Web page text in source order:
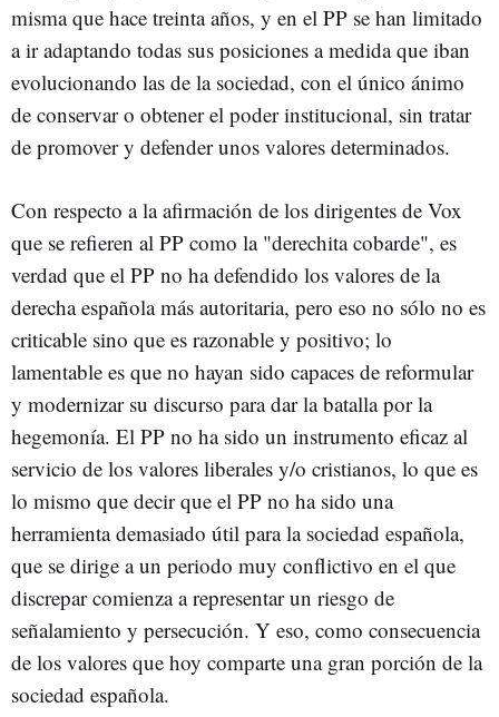
misma que hace treinta años, y en el PP se han limitado
a ir adaptando todas sus posiciones a medida que iban
evolucionando las de la sociedad, con el único ánimo
de conservar o obtener el poder institucional, sin tratar
de promover y defender unos valores determinados.
Con respecto a la afirmación de los dirigentes de Vox
que se refieren al PP como la "derechita cobarde", es
verdad que el PP no ha defendido los valores de la
derecha española más autoritaria, pero eso no sólo no es
criticable sino que es razonable y positivo; lo
lamentable es que no hayan sido capaces de reformular
y modernizar su discurso para dar la batalla por la
hegemonía. El PP no ha sido un instrumento eficaz al
servicio de los valores liberales y/o cristianos, lo que es
lo mismo que decir que el PP no ha sido una
herramienta demasiado útil para la sociedad española,
que se dirige a un periodo muy conflictivo en el que
discrepar comienza a representar un riesgo de
señalamiento y persecución. Y eso, como consecuencia
de los valores que hoy comparte una gran porción de la
sociedad española.